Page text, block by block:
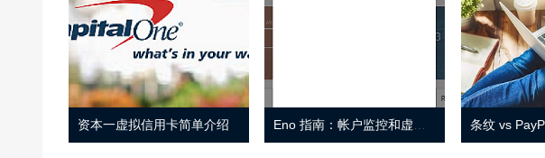
资本一虚拟信用卡简单介绍